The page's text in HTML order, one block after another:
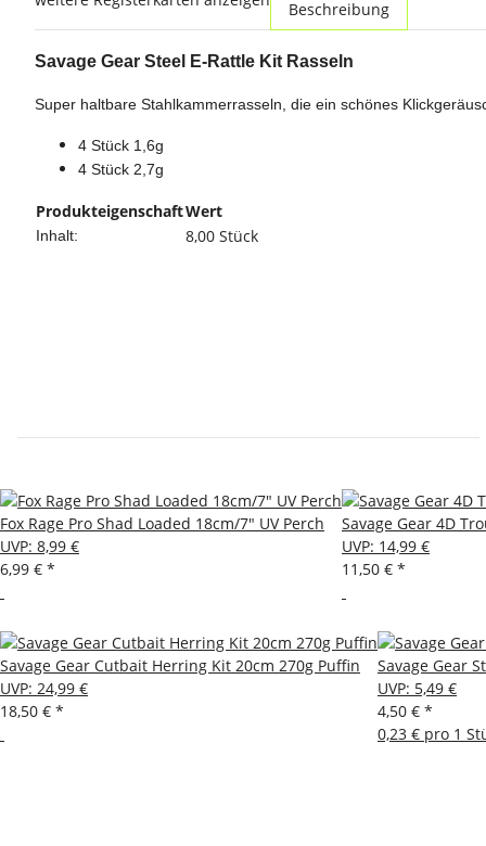
Beschreibung
Savage Gear Steel E-Rattle Kit Rasseln
Super haltbare Stahlkammerrasseln, die ein schönes
4 Stück 1,6g
4 Stück 2,7g
ProdukteigenschaftWert
Inhalt: 8,00 Stück
Fox Rage Pro Shad Loaded 18cm/7" UV Perch
UVP: 8,99 €
6,99 € *
Savage Gear 4D
UVP: 14,99 €
11,50 € *
Savage Gear Cutbait Herring Kit 20cm 270g Puffin
UVP: 24,99 €
18,50 € *
Savage Gear
UVP: 5,49 €
4,50 € *
0,23 € pro 1